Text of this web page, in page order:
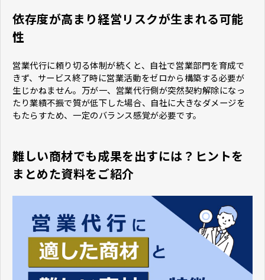
依存度が高まり経営リスクが生まれる可能
性
営業代行に頼り切る体制が続くと、自社で営業部門を育成で
きず、サービス終了時に営業活動をゼロから構築する必要が
生じかねません。万が一、営業代行側が突然契約解除になっ
たり業績不振で質が低下した場合、自社に大きなダメージを
もたらすため、一定のバランス感覚が必要です。
難しい商材でも成果を出すには？ヒントを
まとめた資料をご紹介